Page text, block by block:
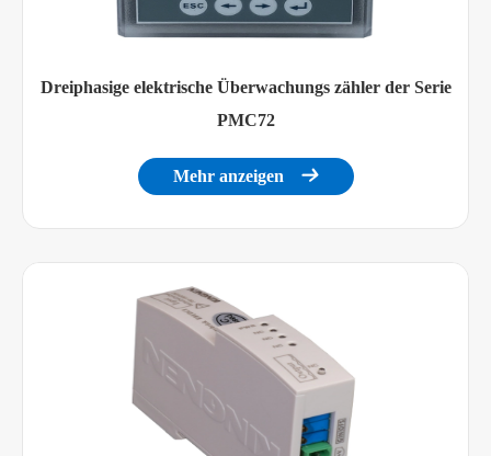
Dreiphasige elektrische Überwachungs zähler der Serie
PMC72
Mehr anzeigen 